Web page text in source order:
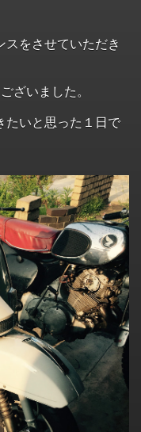
スをさせていただき
ざいました。
たいと思った１日で